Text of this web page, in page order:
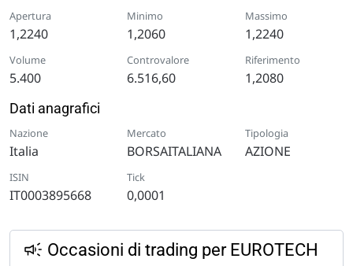
Apertura
1,2240
Minimo
1,2060
Massimo
1,2240
Volume
5.400
Controvalore
6.516,60
Riferimento
1,2080
Dati anagrafici
Nazione
Italia
Mercato
BORSAITALIANA
Tipologia
AZIONE
ISIN
IT0003895668
Tick
0,0001
Occasioni di trading per EUROTECH